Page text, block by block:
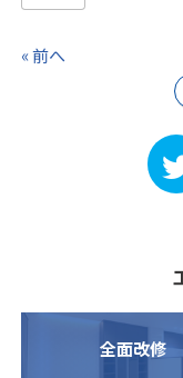
« 前へ
全面改修